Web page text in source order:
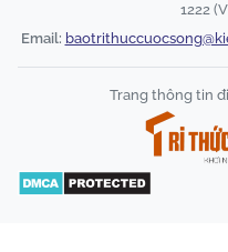
1222
Email:
Trang thông tin